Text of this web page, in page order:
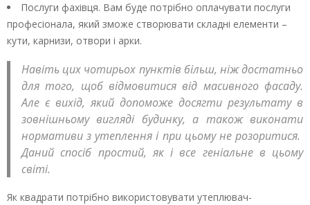
Послуги фахівця. Вам буде потрібно оплачувати послуги
професіонала, який зможе створювати складні елементи –
кути, карнизи, отвори і арки.
Навіть цих чотирьох пунктів більш, ніж достатньо
для того, щоб відмовитися від масивного фасаду.
Але є вихід, який допоможе досягти результату в
зовнішньому вигляді будинку, а також виконати
нормативи з утеплення і при цьому не розоритися.
Даний спосіб простий, як і все геніальне в цьому
світі.
Як квадрати потрібно використовувати утеплювач-